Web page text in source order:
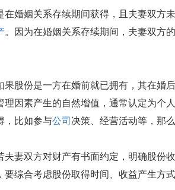
在婚姻关系存续期间获得，且夫妻双方
。因为在婚姻关系存续期间，夫妻双方
果股份是一方在婚前就已拥有，其在婚
理因素产生的自然增值，通常认定为个
，比如参与公司 决策、经营活动等，那
夫妻双方对财产有书面约定，明确股份
要综合考虑股份取得时间、收益产生方